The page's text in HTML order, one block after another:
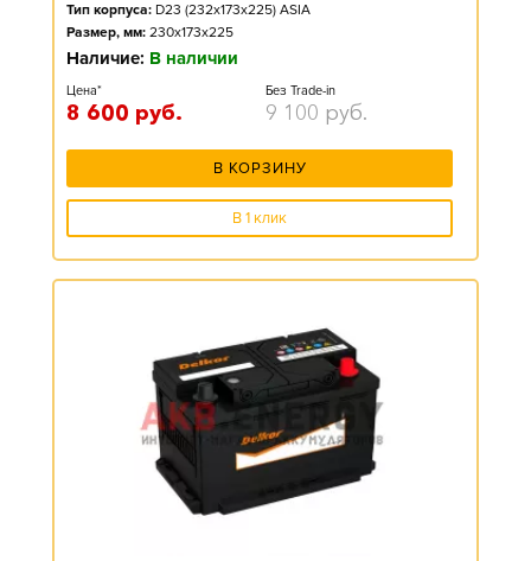
Тип корпуса: D23 (232x173x225) ASIA
Размер, мм: 230x173x225
Наличие: В наличии
Цена*
8 600 руб.
Без Trade-in
9 100 руб.
В КОРЗИНУ
В 1 клик